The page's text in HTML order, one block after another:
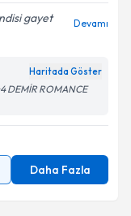
gayet
Devamı
Haritada Göster
DEMİR ROMANCE
Daha Fazla